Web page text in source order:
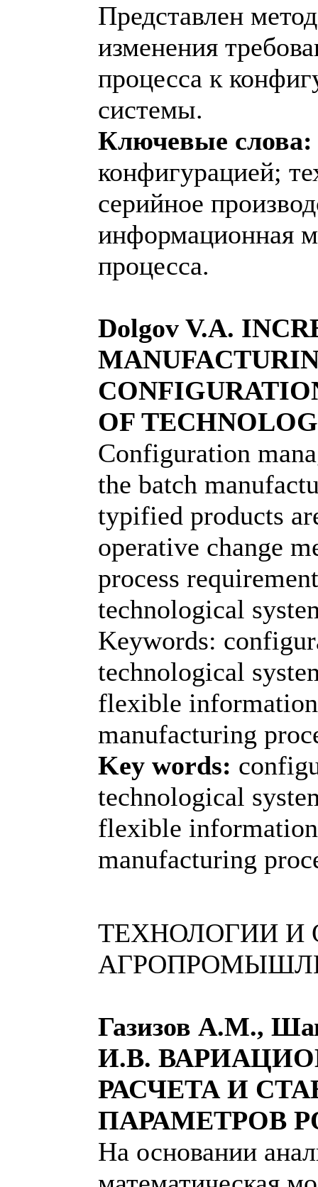
Представлен
изменения
процесса к
системы.
Ключевые слова:
конфигурацией;
серийное
информационная
процесса.
Dolgov V.A.
OF
Configuration
the batch
typified products
operative change
process
technological
Keywords:
technological
flexible
manufacturing
Key words:
technological
flexible
manufacturing
ТЕХНОЛОГИИ И
Газизов А.М.,
И.В.
РАСЧЕТА И
ПАРАМЕТРОВ
На основании